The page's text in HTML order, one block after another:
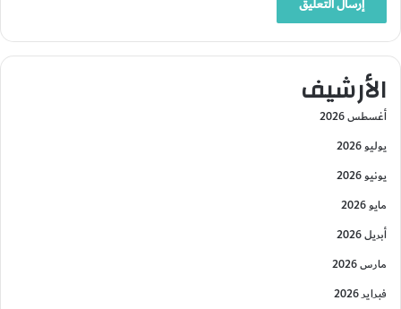
الأرشيف
أغسطس 2026
يوليو 2026
يونيو 2026
مايو 2026
أبريل 2026
مارس 2026
فبراير 2026